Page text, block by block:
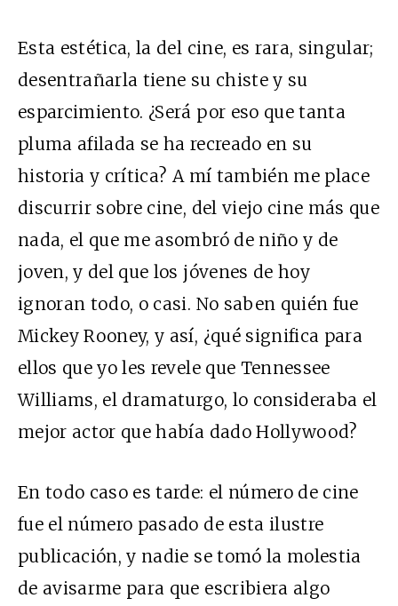
Esta estética, la del cine, es rara, singular;
desentrañarla tiene su chiste y su
esparcimiento. ¿Será por eso que tanta
pluma afilada se ha recreado en su
historia y crítica? A mí también me place
discurrir sobre cine, del viejo cine más que
nada, el que me asombró de niño y de
joven, y del que los jóvenes de hoy
ignoran todo, o casi. No saben quién fue
Mickey Rooney, y así, ¿qué significa para
ellos que yo les revele que Tennessee
Williams, el dramaturgo, lo consideraba el
mejor actor que había dado Hollywood?
En todo caso es tarde: el número de cine
fue el número pasado de esta ilustre
publicación, y nadie se tomó la molestia
de avisarme para que escribiera algo